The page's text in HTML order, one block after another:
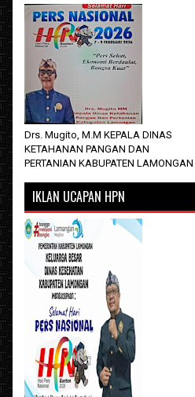
Drs. Mugito, M.M KEPALA DINAS
KETAHANAN PANGAN DAN
PERTANIAN KABUPATEN LAMONGAN
IKLAN UCAPAN HPN